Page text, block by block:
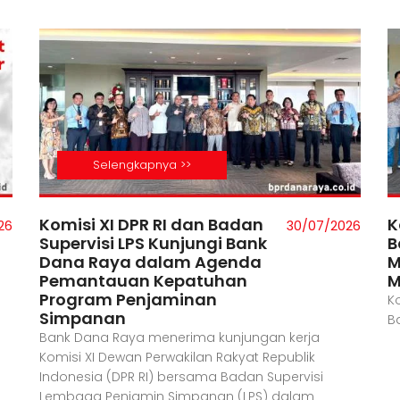
Selengkapnya >>
Kolaborasi Bisnis Strategis :
Bank Dana Raya dan Bank
Mandiri Taspen (Bank
Mantap)
12/05/2026
Kolaborasi Bisnis Strategis : Bank Dana Raya dan
Bank Mandiri Taspen (Bank Mantap)